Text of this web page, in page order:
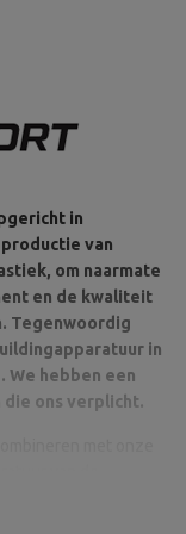
in
van
om naarmate
en de kwaliteit
Tegenwoordig
in
We hebben een
ons verplicht.
van de
voor detail